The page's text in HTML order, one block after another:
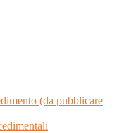
(da pubblicare